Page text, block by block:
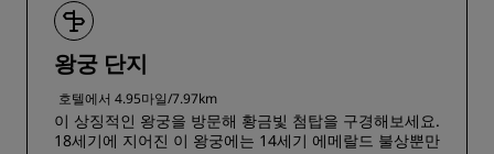
왕궁 단지
호텔에서 4.95마일/7.97km
이 상징적인 왕궁을 방문해 황금빛 첨탑을 구경해보세요.
18세기에 지어진 이 왕궁에는 14세기 에메랄드 불상뿐만